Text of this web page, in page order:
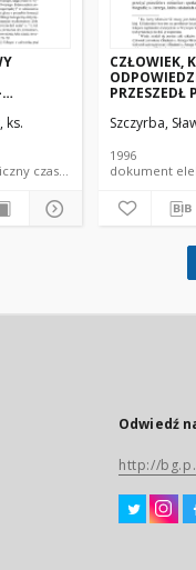
ks.
dokument elektroniczny czasopismo
CZŁOWIEK,
PRZESZEDŁ
1996)
Szczyrba,
1996
Odwiedź
http://